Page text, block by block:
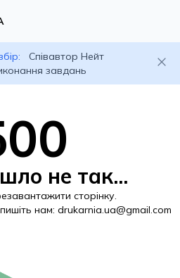
Співавтор Нейт
завдань
не так...
сторінку.
нам: drukarnia.ua@gmail.com